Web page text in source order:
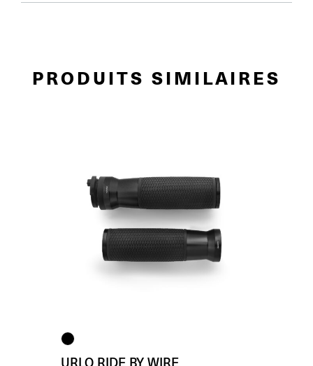
PRODUITS SIMILAIRES
URLO RIDE BY WIRE